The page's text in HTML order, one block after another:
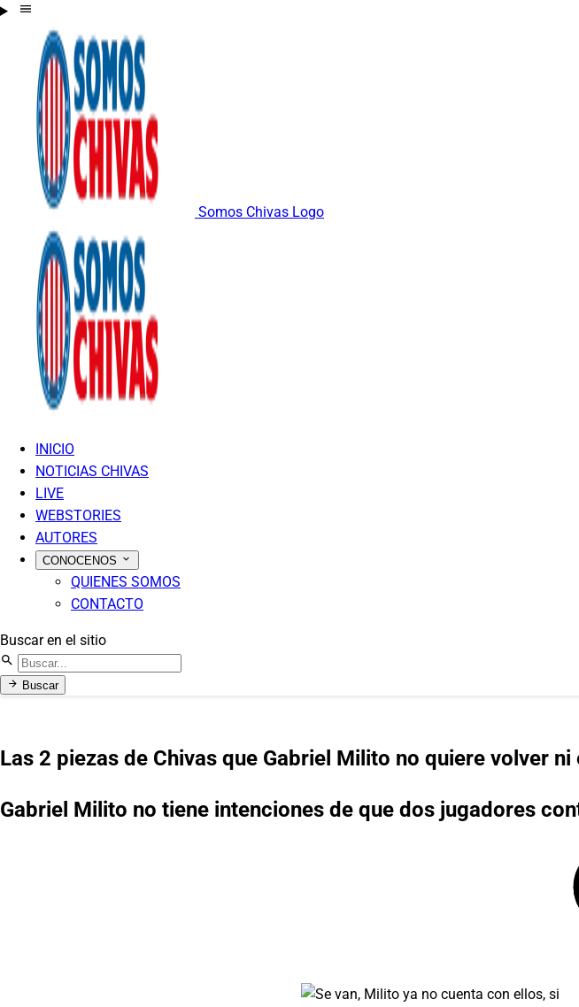
Somos Chivas Logo
INICIO
NOTICIAS CHIVAS
LIVE
WEBSTORIES
AUTORES
CONOCENOS
QUIENES SOMOS
CONTACTO
Buscar en el sitio
Buscar
Las 2 piezas de Chivas que Gabriel Milito no quiere volver ni
Gabriel Milito no tiene intenciones de que dos jugadores